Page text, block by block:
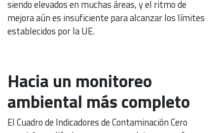
siendo elevados en muchas áreas, y el ritmo de
mejora aún es insuficiente para alcanzar los límites
establecidos por la UE.
Hacia un monitoreo
ambiental más completo
El Cuadro de Indicadores de Contaminación Cero